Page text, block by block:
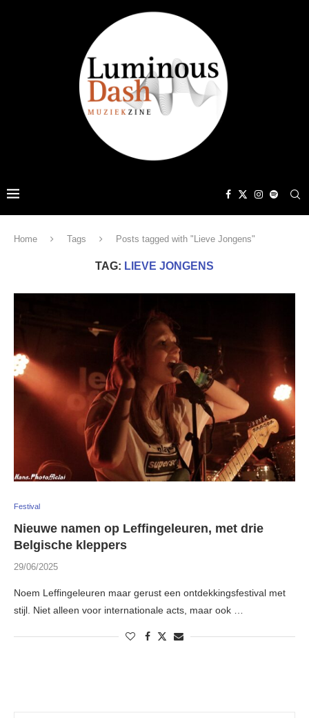
Home Tags Posts tagged with "Lieve Jongens"
TAG: LIEVE JONGENS
Festival
Nieuwe namen op Leffingeleuren, met drie
Belgische kleppers
29/06/2025
Noem Leffingeleuren maar gerust een ontdekkingsfestival met
stijl. Niet alleen voor internationale acts, maar ook …